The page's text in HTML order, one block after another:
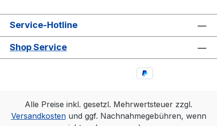
Service-Hotline
Shop Service
Alle Preise inkl. gesetzl. Mehrwertsteuer zzgl.
Versandkostenund ggf. Nachnahmegebühren, wenn